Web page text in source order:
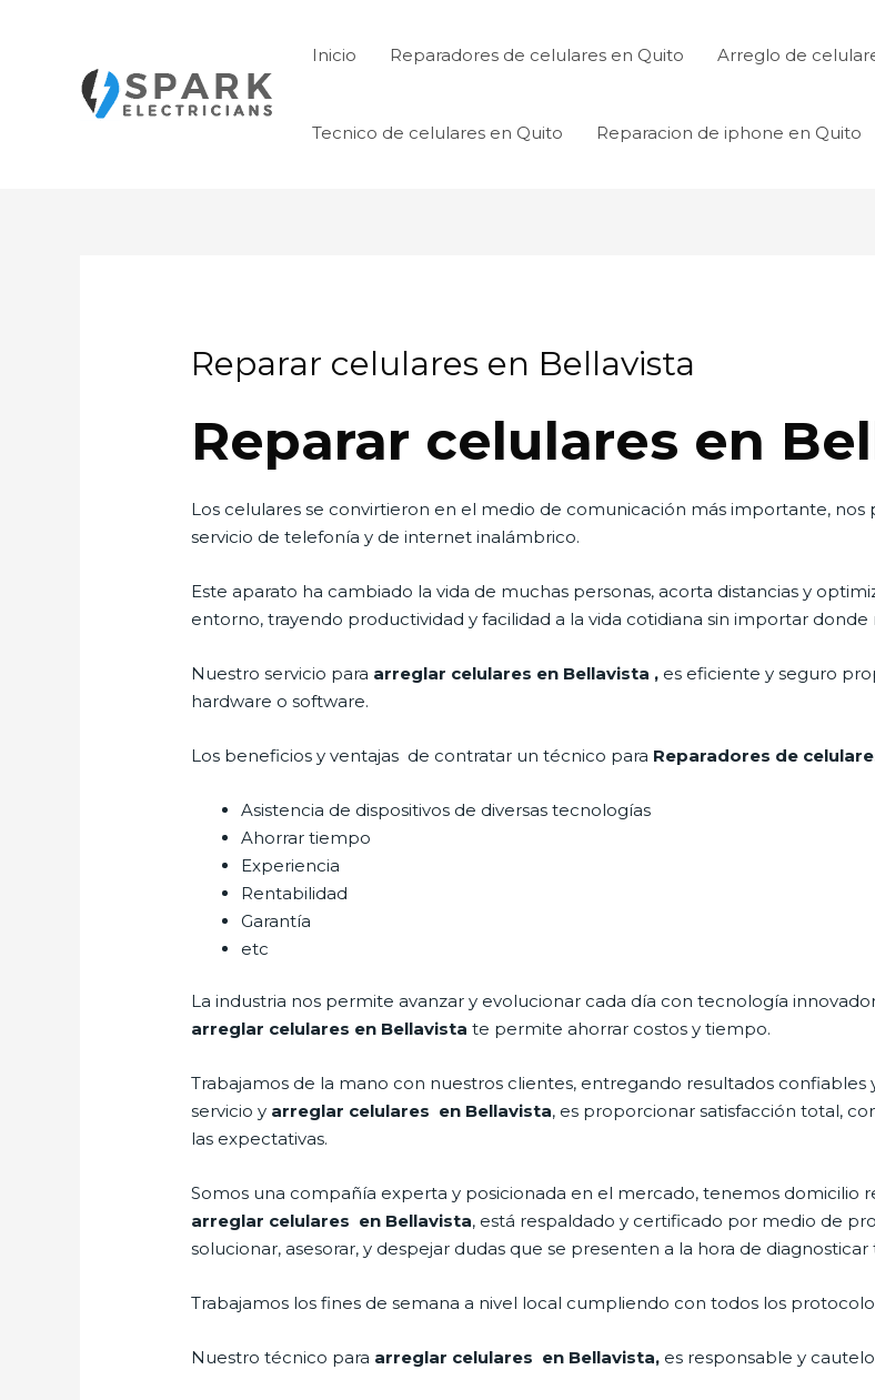
Inicio Reparadores de celulares en Quito Arreglo de
Tecnico de celulares en Quito Reparacion de iphone en Quito
Reparar celulares en Bellavista
Reparar celulares en
Los celulares se convirtieron en el medio de comunicación más importante,
servicio de telefonía y de internet inalámbrico.
Este aparato ha cambiado la vida de muchas personas, acorta distancias y
entorno, trayendo productividad y facilidad a la vida cotidiana sin importar
Nuestro servicio para arreglar celulares en Bellavista , es eficiente y seguro
hardware o software.
Los beneficios y ventajas de contratar un técnico para Reparadores de
Asistencia de dispositivos de diversas tecnologías
Ahorrar tiempo
Experiencia
Rentabilidad
Garantía
etc
La industria nos permite avanzar y evolucionar cada día con tecnología
arreglar celulares en Bellavista te permite ahorrar costos y tiempo.
Trabajamos de la mano con nuestros clientes, entregando resultados
servicio y arreglar celulares en Bellavista, es proporcionar satisfacción total,
las expectativas.
Somos una compañía experta y posicionada en el mercado, tenemos domicilio
arreglar celulares en Bellavista, está respaldado y certificado por medio de
solucionar, asesorar, y despejar dudas que se presenten a la hora de diagnosticar
Trabajamos los fines de semana a nivel local cumpliendo con todos los
Nuestro técnico para arreglar celulares en Bellavista, es responsable y